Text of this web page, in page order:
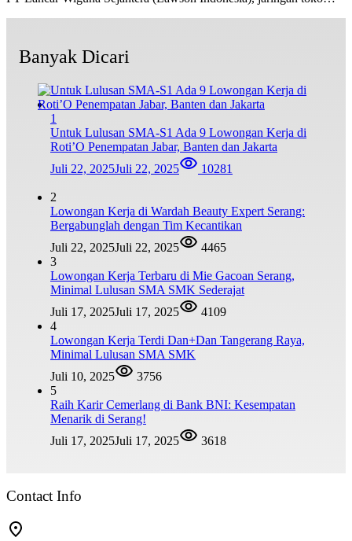
Banyak Dicari
1
Untuk Lulusan SMA-S1 Ada 9 Lowongan Kerja di
Roti’O Penempatan Jabar, Banten dan Jakarta
Juli 22, 2025Juli 22, 2025 10281
2
Lowongan Kerja di Wardah Beauty Expert Serang:
Bergabunglah dengan Tim Kecantikan
Juli 22, 2025Juli 22, 2025
4465
3
Lowongan Kerja Terbaru di Mie Gacoan Serang,
Minimal Lulusan SMA SMK Sederajat
Juli 17, 2025Juli 17, 2025
4109
4
Lowongan Kerja Terdi Dan+Dan Tangerang Raya,
Minimal Lulusan SMA SMK
Juli 10, 2025
3756
5
Raih Karir Cemerlang di Bank BNI: Kesempatan
Menarik di Serang!
Juli 17, 2025Juli 17, 2025 3618
Contact Info